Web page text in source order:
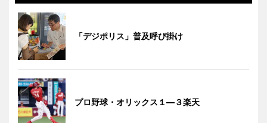
「デジポリス」普及呼び掛け
プロ野球・オリックス１―３楽天